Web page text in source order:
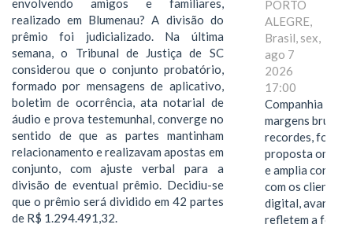
envolvendo amigos e familiares,
realizado em Blumenau? A divisão do
prêmio foi judicializado. Na última
semana, o Tribunal de Justiça de SC
considerou que o conjunto probatório,
formado por mensagens de aplicativo,
boletim de ocorrência, ata notarial de
áudio e prova testemunhal, converge no
sentido de que as partes mantinham
relacionamento e realizavam apostas em
conjunto, com ajuste verbal para a
divisão de eventual prêmio. Decidiu-se
que o prêmio será dividido em 42 partes
de R$ 1.294.491,32.
PORTO
ALEGRE,
Brasil, sex,
ago 7
2026
17:00
Companhia
margens brutas
recordes,
proposta
e amplia
com os clientes
digital, avanços
refletem a força